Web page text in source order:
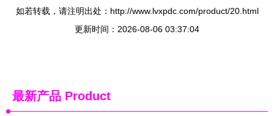
如若转载，请注明出处：http://www.lvxpdc.com/product/20.html
更新时间：2026-08-06 03:37:04
最新产品 Product